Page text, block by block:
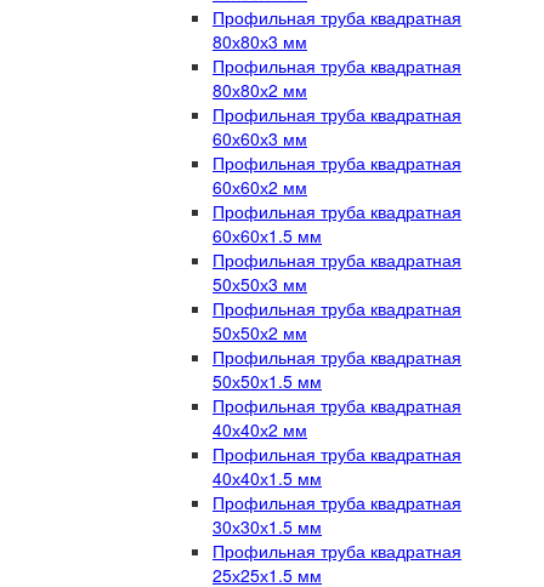
Профильная труба квадратная
80х80х3 мм
Профильная труба квадратная
80х80х2 мм
Профильная труба квадратная
60х60х3 мм
Профильная труба квадратная
60х60х2 мм
Профильная труба квадратная
60х60х1.5 мм
Профильная труба квадратная
50х50х3 мм
Профильная труба квадратная
50х50х2 мм
Профильная труба квадратная
50х50х1.5 мм
Профильная труба квадратная
40х40х2 мм
Профильная труба квадратная
40х40х1.5 мм
Профильная труба квадратная
30х30х1.5 мм
Профильная труба квадратная
25х25х1.5 мм